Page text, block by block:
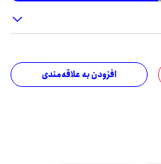
افزودن به علاقه‌مندی